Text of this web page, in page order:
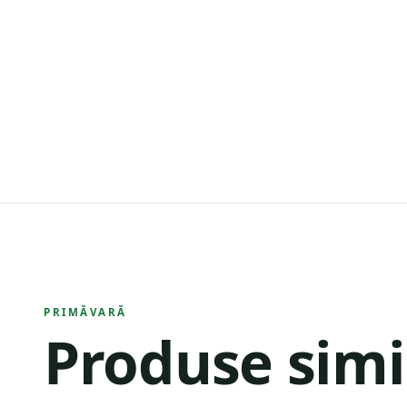
PRIMĂVARĂ
Produse